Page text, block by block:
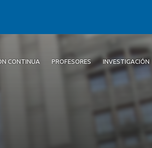
CONTINUA PROFESORES INVESTIGACIÓN